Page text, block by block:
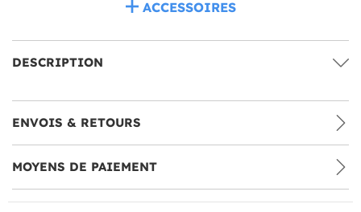
ACCESSOIRES
DESCRIPTION
ENVOIS & RETOURS
MOYENS DE PAIEMENT